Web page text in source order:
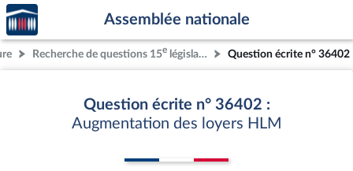
Aller au contenu
Aller en bas de la page
Accèder
à la
page
d'accueil
Assemblée nationale
Recherche de questions 15e législature Question écrite n° 36402
Question écrite n° 36402 :
Augmentation des loyers HLM